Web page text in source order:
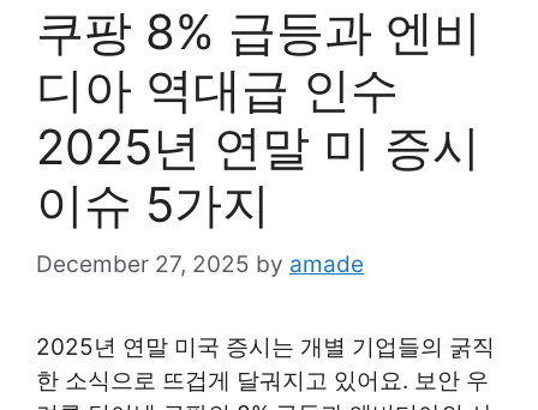
쿠팡 8% 급등과 엔비
디아 역대급 인수
2025년 연말 미 증시
이슈 5가지
December 27, 2025 by amade
2025년 연말 미국 증시는 개별 기업들의 굵직
한 소식으로 뜨겁게 달궈지고 있어요. 보안 우